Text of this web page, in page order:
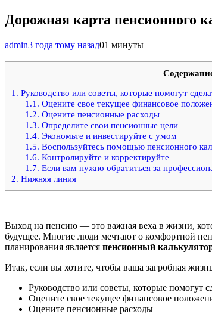
Дорожная карта пенсионного
admin3 года тому назад01 минуты
1. Руководство или советы, которые помогут
1.1. Оцените свое текущее финансовое
1.2. Оцените пенсионные расходы
1.3. Определите свои пенсионные цели
1.4. Экономьте и инвестируйте с умом
1.5. Воспользуйтесь помощью пенсионного
1.6. Контролируйте и корректируйте
1.7. Если вам нужно обратиться за
2. Нижняя линия
Выход на пенсию — это важная веха в жизни,
будущее. Многие люди мечтают о комфортной
планирования является пенсионный
Итак, если вы хотите, чтобы ваша загробная
Руководство или советы, которые помогут
Оцените свое текущее финансовое
Оцените пенсионные расходы